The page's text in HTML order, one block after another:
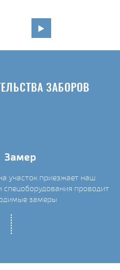
ЗАБОРОВ
Замер
участок приезжает наш
проводит
замеры